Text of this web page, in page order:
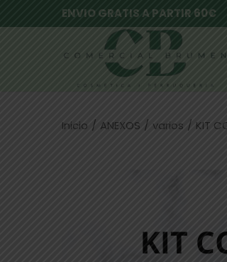
ENVIO GRATIS A PARTIR 60€
Inicio / ANEXOS / varios / KIT